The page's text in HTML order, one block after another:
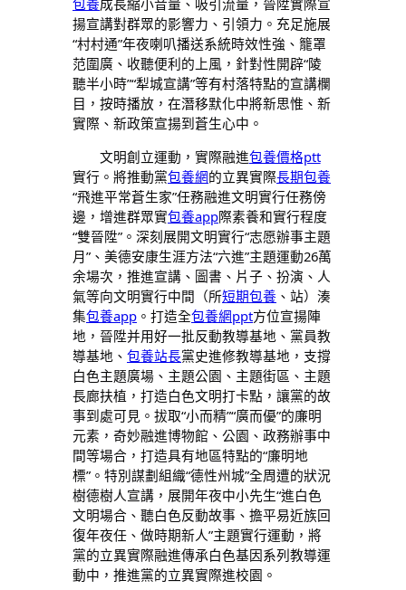
揚宣講對群眾的影響力、引領力。充足施展
“村村通”年夜喇叭播送系統時效性強、籠罩
范圍廣、收聽便利的上風，針對性開辟“陵
聽半小時”“犁城宣講”等有村落特點的宣講欄
目，按時播放，在潛移默化中將新思惟、新
實際、新政策宣揚到蒼生心中。
文明創立運動，實際融進包養價格ptt
實行。將推動黨包養網的立異實際長期包養
“飛進平常蒼生家”任務融進文明實行任務傍
邊，增進群眾實包養app際素養和實行程度
“雙晉陞”。深刻展開文明實行“志愿辦事主題
月”、美德安康生涯方法“六進”主題運動26萬
余場次，推進宣講、圖書、片子、扮演、人
氣等向文明實行中間（所短期包養 、站）湊
集包養app 。打造全包養網ppt方位宣揚陣
地，晉陞并用好一批反動教導基地、黨員教
導基地、 包養站長黨史進修教導基地，支撐
白色主題廣場、主題公園、主題街區、主題
長廊扶植，打造白色文明打卡點，讓黨的故
事到處可見。拔取“小而精”“廣而優”的廉明
元素，奇妙融進博物館、公園、政務辦事中
間等場合，打造具有地區特點的“廉明地
標”。特別謀劃組織“德性州城”全周遭的狀況
樹德樹人宣講，展開年夜中小先生“進白色
文明場合、聽白色反動故事、擔平易近族回
復年夜任、做時期新人”主題實行運動，將
黨的立異實際融進傳承白色基因系列教導運
動中，推進黨的立異實際進校園。